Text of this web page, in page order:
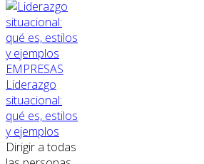
EMPRESAS
Liderazgo
situacional:
qué es, estilos
y ejemplos
Dirigir a todas